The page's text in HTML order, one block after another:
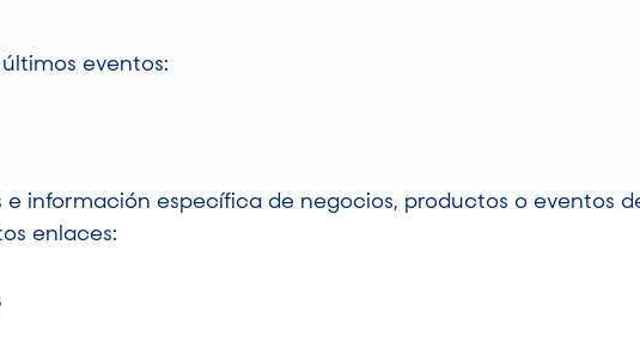
eventos:
e información específica de negocios, productos o eventos
enlaces: